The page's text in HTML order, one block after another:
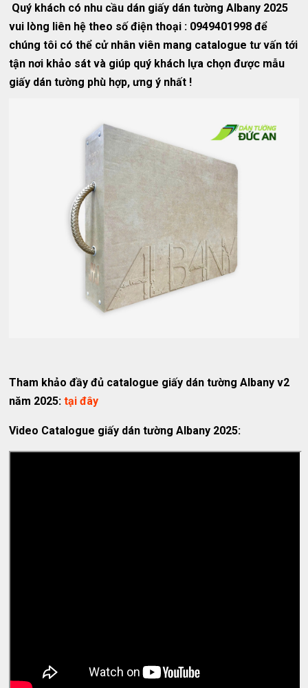
Quý khách có nhu cầu dán giấy dán tường Albany 2025
vui lòng liên hệ theo số điện thoại : 0949401998 để
chúng tôi có thể cử nhân viên mang catalogue tư vấn tới
tận nơi khảo sát và giúp quý khách lựa chọn được mẫu
giấy dán tường phù hợp, ưng ý nhất !
Tham khảo đầy đủ catalogue giấy dán tường Albany v2
năm 2025:tại đây
Video Catalogue giấy dán tường Albany 2025: